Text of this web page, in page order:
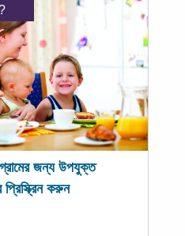
জন্য উপযুক্ত
প্রিস্ক্রিন করুন